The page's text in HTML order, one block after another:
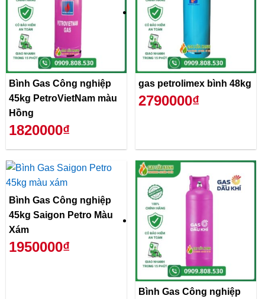
Bình Gas Công nghiệp
45kg PetroVietNam màu
Hồng
1820000₫
gas petrolimex bình 48kg
2790000₫
Bình Gas Công nghiệp
45kg Saigon Petro Màu
Xám
1950000₫
Bình Gas Công nghiệp